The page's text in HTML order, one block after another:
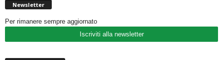
Newsletter
Per rimanere sempre aggiornato
Iscriviti alla newsletter